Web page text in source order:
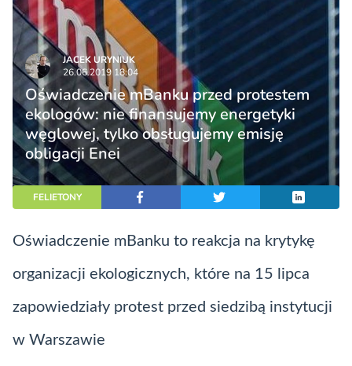
JACEK URYNIUK
26.06.2019 18:04
Oświadczenie mBanku przed protestem
ekologów: nie finansujemy energetyki
węglowej, tylko obsługujemy emisję
obligacji Enei
FELIETONY
Oświadczenie mBanku to reakcja na krytykę
organizacji ekologicznych, które na 15 lipca
zapowiedziały protest przed siedzibą instytucji
w Warszawie